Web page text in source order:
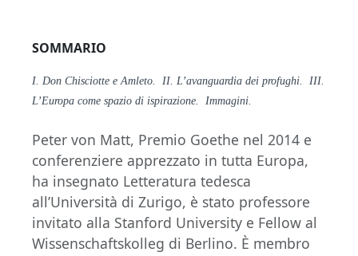
SOMMARIO
I. Don Chisciotte e Amleto. II. L’avanguardia dei profughi. III.
L’Europa come spazio di ispirazione. Immagini.
Peter von Matt, Premio Goethe nel 2014 e
conferenziere apprezzato in tutta Europa,
ha insegnato Letteratura tedesca
all’Università di Zurigo, è stato professore
invitato alla Stanford University e Fellow al
Wissenschaftskolleg di Berlino. È membro